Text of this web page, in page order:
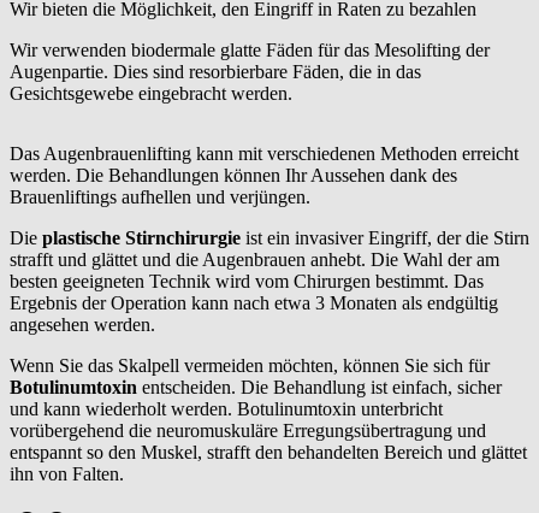
Wir bieten die Möglichkeit, den Eingriff in Raten zu bezahlen
Wir verwenden biodermale glatte Fäden für das Mesolifting der
Augenpartie. Dies sind resorbierbare Fäden, die in das
Gesichtsgewebe eingebracht werden.
Das Augenbrauenlifting kann mit verschiedenen Methoden erreicht
werden. Die Behandlungen können Ihr Aussehen dank des
Brauenliftings aufhellen und verjüngen.
Die plastische Stirnchirurgie ist ein invasiver Eingriff, der die Stirn
strafft und glättet und die Augenbrauen anhebt. Die Wahl der am
besten geeigneten Technik wird vom Chirurgen bestimmt. Das
Ergebnis der Operation kann nach etwa 3 Monaten als endgültig
angesehen werden.
Wenn Sie das Skalpell vermeiden möchten, können Sie sich für
Botulinumtoxin entscheiden. Die Behandlung ist einfach, sicher
und kann wiederholt werden. Botulinumtoxin unterbricht
vorübergehend die neuromuskuläre Erregungsübertragung und
entspannt so den Muskel, strafft den behandelten Bereich und glättet
ihn von Falten.